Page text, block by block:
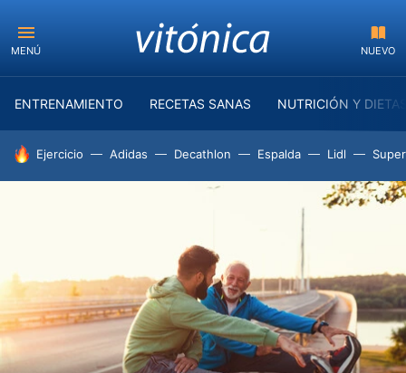
MENÚ NUEVO
ENTRENAMIENTO RECETAS SANAS NUTRICIÓN Y
HOY SE HABLA DE
Ejercicio Adidas Decathlon Espalda Lidl